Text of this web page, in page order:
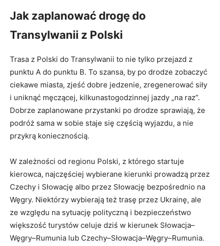
Jak zaplanować drogę do
Transylwanii z Polski
Trasa z Polski do Transylwanii to nie tylko przejazd z
punktu A do punktu B. To szansa, by po drodze zobaczyć
ciekawe miasta, zjeść dobre jedzenie, zregenerować siły
i uniknąć męczącej, kilkunastogodzinnej jazdy „na raz”.
Dobrze zaplanowane przystanki po drodze sprawiają, że
podróż sama w sobie staje się częścią wyjazdu, a nie
przykrą koniecznością.
W zależności od regionu Polski, z którego startuje
kierowca, najczęściej wybierane kierunki prowadzą przez
Czechy i Słowację albo przez Słowację bezpośrednio na
Węgry. Niektórzy wybierają też trasę przez Ukrainę, ale
ze względu na sytuację polityczną i bezpieczeństwo
większość turystów celuje dziś w kierunek Słowacja–
Węgry–Rumunia lub Czechy–Słowacja–Węgry–Rumunia.